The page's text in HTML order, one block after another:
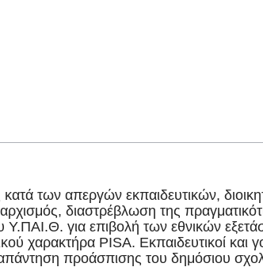
κατά των απεργών εκπαιδευτικών,
διαστρέβλωση της
Υ.ΠΑΙ.Θ. για επιβολή των εθνικών
χαρακτήρα PISA. Εκπαιδευτικοί και
προάσπισης του δημόσιου